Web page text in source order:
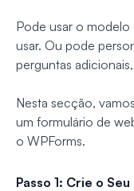
Pode usar o
usar. Ou pode
perguntas
Nesta secção,
um formulário de
o WPForms.
Passo 1: Crie o